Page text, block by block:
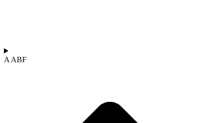
A ABF